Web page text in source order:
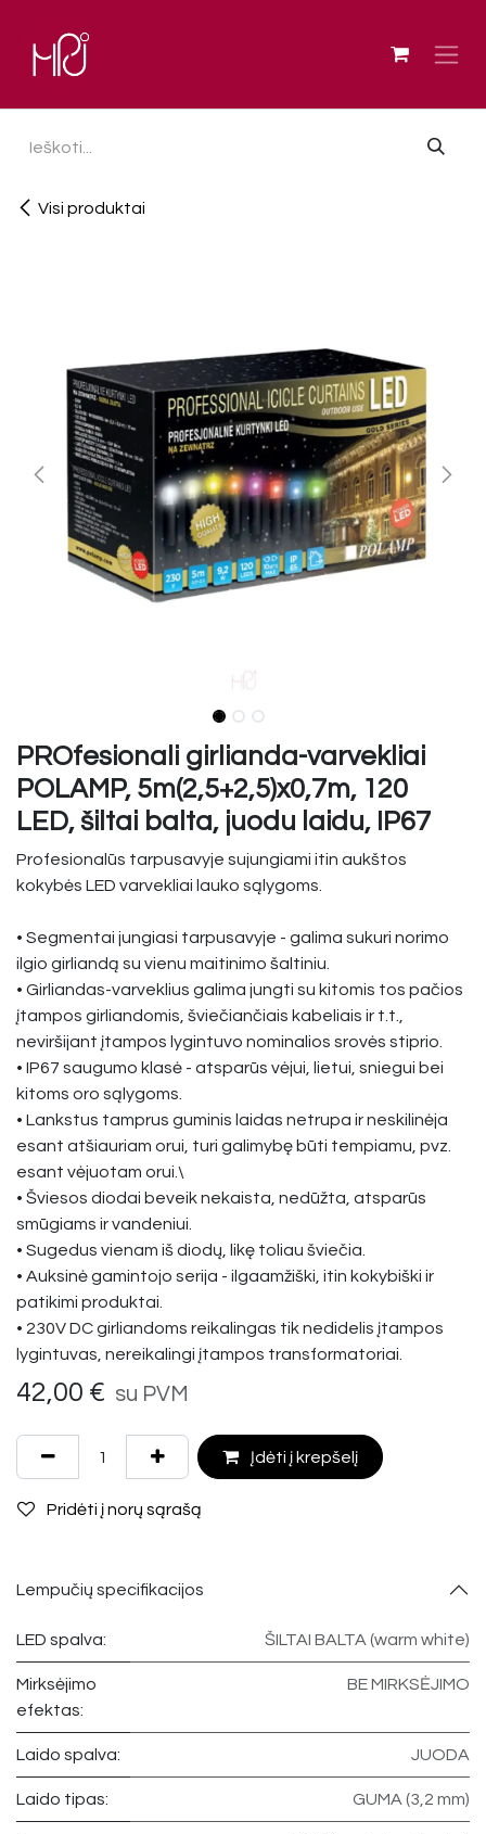
Visi produktai
PROfesionali girlianda-varvekliai
POLAMP, 5m(2,5+2,5)x0,7m, 120
LED, šiltai balta, juodu laidu, IP67
Profesionalūs tarpusavyje sujungiami itin aukštos
kokybės LED varvekliai lauko sąlygoms.
• Segmentai jungiasi tarpusavyje - galima sukuri norimo
ilgio girliandą su vienu maitinimo šaltiniu.
• Girliandas-varveklius galima jungti su kitomis tos pačios
įtampos girliandomis, šviečiančiais kabeliais ir t.t.,
neviršijant įtampos lygintuvo nominalios srovės stiprio.
• IP67 saugumo klasė - atsparūs vėjui, lietui, sniegui bei
kitoms oro sąlygoms.
• Lankstus tamprus guminis laidas netrupa ir neskilinėja
esant atšiauriam orui, turi galimybę būti tempiamu, pvz.
esant vėjuotam orui.\
• Šviesos diodai beveik nekaista, nedūžta, atsparūs
smūgiams ir vandeniui.
• Sugedus vienam iš diodų, likę toliau šviečia.
• Auksinė gamintojo serija - ilgaamžiški, itin kokybiški ir
patikimi produktai.
• 230V DC girliandoms reikalingas tik nedidelis įtampos
lygintuvas, nereikalingi įtampos transformatoriai.
42,00 € su PVM
Įdėti į krepšelį
Pridėti į norų sąrašą
Lempučių specifikacijos
LED spalva: ŠILTAI BALTA (warm white)
Mirksėjimo
efektas:
BE MIRKSĖJIMO
Laido spalva: JUODA
Laido tipas: GUMA (3,2 mm)